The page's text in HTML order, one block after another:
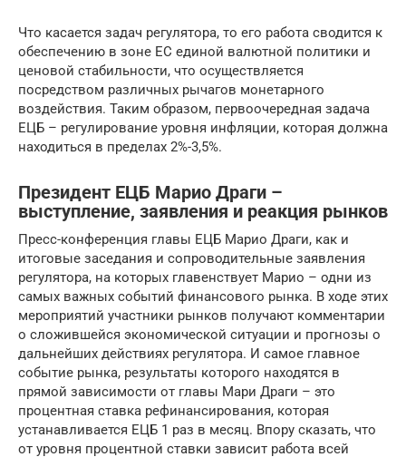
Что касается задач регулятора, то его работа сводится к
обеспечению в зоне ЕС единой валютной политики и
ценовой стабильности, что осуществляется
посредством различных рычагов монетарного
воздействия. Таким образом, первоочередная задача
ЕЦБ – регулирование уровня инфляции, которая должна
находиться в пределах 2%-3,5%.
Президент ЕЦБ Марио Драги –
выступление, заявления и реакция рынков
Пресс-конференция главы ЕЦБ Марио Драги, как и
итоговые заседания и сопроводительные заявления
регулятора, на которых главенствует Марио – одни из
самых важных событий финансового рынка. В ходе этих
мероприятий участники рынков получают комментарии
о сложившейся экономической ситуации и прогнозы о
дальнейших действиях регулятора. И самое главное
событие рынка, результаты которого находятся в
прямой зависимости от главы Мари Драги – это
процентная ставка рефинансирования, которая
устанавливается ЕЦБ 1 раз в месяц. Впору сказать, что
от уровня процентной ставки зависит работа всей